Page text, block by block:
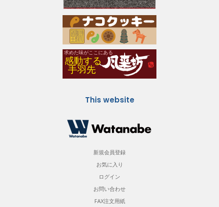
This website
新規会員登録
お気に入り
ログイン
お問い合わせ
FAX注文用紙